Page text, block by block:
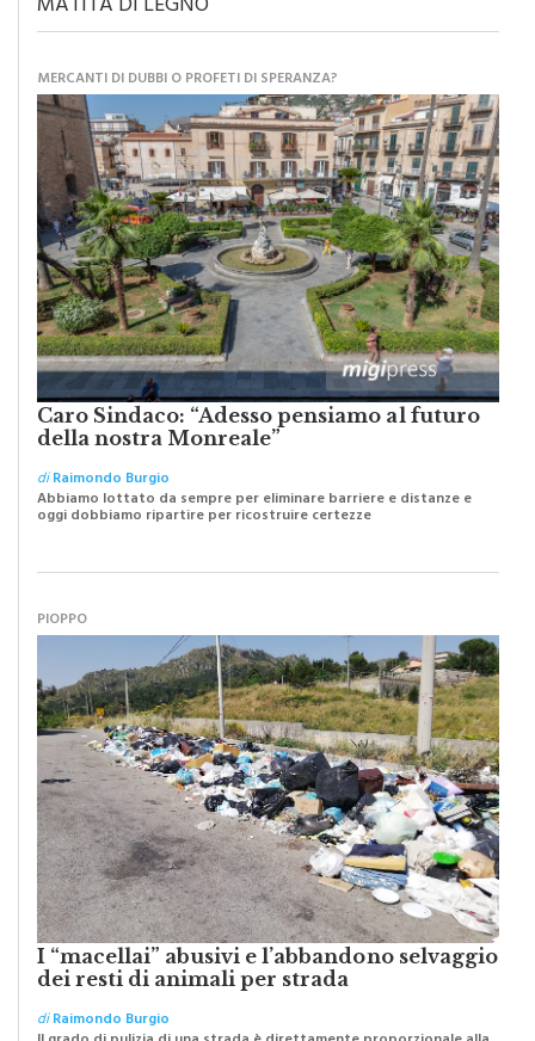
Caro Sindaco: “Adesso pensiamo al futuro
della nostra Monreale”
diRaimondo Burgio
Abbiamo lottato da sempre per eliminare barriere e distanze e
oggi dobbiamo ripartire per ricostruire certezze
I “macellai” abusivi e l’abbandono selvaggio
dei resti di animali per strada
diRaimondo Burgio
Il grado di pulizia di una strada è direttamente proporzionale alla
civiltà dei cittadini